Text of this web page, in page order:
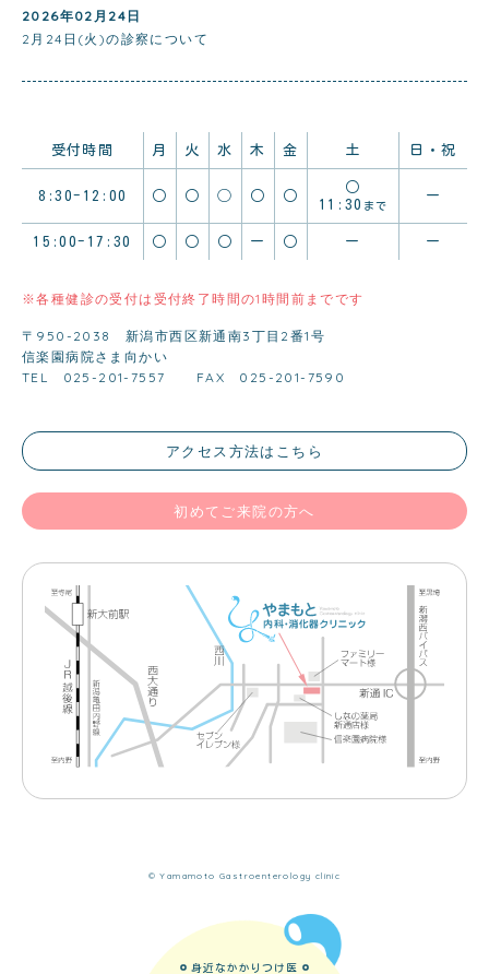
2026年02月24日
2月24日(火)の診察について
受付時間 月 火 水 木 金 土 日・祝
8:30-12:00 ○ ○ ◯ ○ ○
○
11:30 まで
ー
15:00-17:30 ○ ○ ○ ー ○ ー ー
※各種健診の受付は受付終了時間の1時間前までです
〒950-2038 新潟市西区新通南3丁目2番1号
信楽園病院さま向かい
TEL 025-201-7557
FAX 025-201-7590
アクセス方法はこちら
初めてご来院の方へ
© Yamamoto Gastroenterology clinic
身近なかかりつけ医